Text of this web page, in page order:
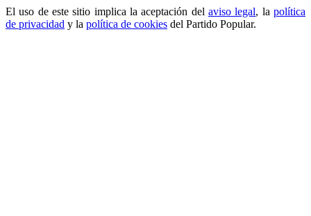
El uso de este sitio implica la aceptación del aviso legal, lapolítica
de privacidad y la política de cookies del Partido Popular.